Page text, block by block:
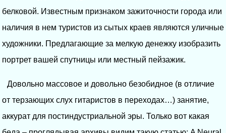
белковой. Известным признаком зажиточности города или
наличия в нем туристов из сытых краев являются уличные
художники. Предлагающие за мелкую денежку изобразить
портрет вашей спутницы или местный пейзажик.
Довольно массовое и довольно безобидное (в отличие
от терзающих слух гитаристов в переходах…) занятие,
аккурат для постиндустриальной эры. Только вот какая